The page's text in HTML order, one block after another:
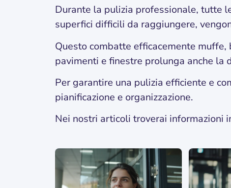
Durante la pulizia professionale, tutte
superfici difficili da raggiungere,
Questo combatte efficacemente
pavimenti e finestre prolunga anche la
Per garantire una pulizia efficiente e
pianificazione e organizzazione.
Nei nostri articoli troverai